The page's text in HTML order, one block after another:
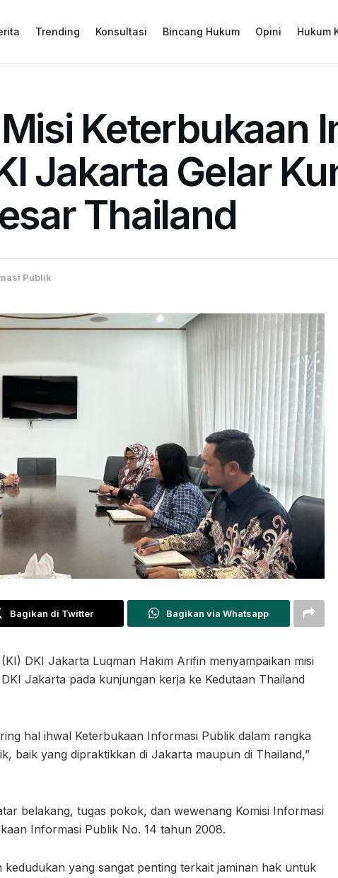
Trending Konsultasi Bincang Hukum Opini Hukum
Keterbukaan
Jakarta Gelar
Thailand
Publik
Bagikan di Twitter Bagikan via Whatsapp
DKI Jakarta Luqman Hakim Arifin menyampaikan misi
Jakarta pada kunjungan kerja ke Kedutaan Thailand
hal ihwal Keterbukaan Informasi Publik dalam rangka
baik yang dipraktikkan di Jakarta maupun di Thailand,”
belakang, tugas pokok, dan wewenang Komisi Informasi
Informasi Publik No. 14 tahun 2008.
kedudukan yang sangat penting terkait jaminan hak untuk